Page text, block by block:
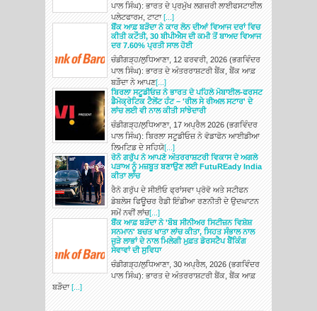
ਪਾਲ ਸਿੰਘ): ਭਾਰਤ ਦੇ ਪ੍ਰਮੁੱਖ ਲਗਜ਼ਰੀ ਲਾਈਫਸਟਾਈਲ
ਪਲੇਟਫਾਰਮ, ਟਾਟਾ [...]
ਬੈਂਕ ਆਫ਼ ਬੜੌਦਾ ਨੇ ਕਾਰ ਲੋਨ ਦੀਆਂ ਵਿਆਜ ਦਰਾਂ ਵਿਚ
ਕੀਤੀ ਕਟੌਤੀ, 30 ਬੀਪੀਐਸ ਦੀ ਕਮੀ ਤੋਂ ਬਾਅਦ ਵਿਆਜ
ਦਰ 7.60% ਪ੍ਰਤੀ ਸਾਲ ਹੋਈ
ਚੰਡੀਗੜ੍ਹ/ਲੁਧਿਆਣਾ, 12 ਫਰਵਰੀ, 2026 (ਭਗਵਿੰਦਰ
ਪਾਲ ਸਿੰਘ): ਭਾਰਤ ਦੇ ਅੰਤਰਰਾਸ਼ਟਰੀ ਬੈਂਕ, ਬੈਂਕ ਆਫ਼
ਬੜੌਦਾ ਨੇ ਆਪਣ[...]
ਬਿਰਲਾ ਸਟੂਡੀਓਜ਼ ਨੇ ਭਾਰਤ ਦੇ ਪਹਿਲੇ ਮੋਬਾਈਲ-ਫਰਸਟ
ਡੈਮੋਕ੍ਰੇਟਿਕ ਟੈਲੇਂਟ ਹੰਟ – 'ਰੀਲ ਸੇ ਰੀਅਲ ਸਟਾਰ' ਦੇ
ਲਾਂਚ ਲਈ ਵੀ ਨਾਲ ਕੀਤੀ ਸਾਂਝੇਦਾਰੀ
ਚੰਡੀਗੜ੍ਹ/ਲੁਧਿਆਣਾ, 17 ਅਪ੍ਰੈਲ 2026 (ਭਗਵਿੰਦਰ
ਪਾਲ ਸਿੰਘ): ਬਿਰਲਾ ਸਟੂਡੀਓਜ਼ ਨੇ ਵੋਡਾਫੋਨ ਆਈਡੀਆ
ਲਿਮਟਿਡ ਦੇ ਸਹਿਯੋ[...]
ਰੇਨੋ ਗਰੁੱਪ ਨੇ ਆਪਣੇ ਅੰਤਰਰਾਸ਼ਟਰੀ ਵਿਕਾਸ ਦੇ ਅਗਲੇ
ਪੜਾਅ ਨੂੰ ਮਜ਼ਬੂਤ ​​ਬਣਾਉਣ ਲਈ FutuREady India
ਕੀਤਾ ਲਾਂਚ
ਰੈਨੋ ਗਰੁੱਪ ਦੇ ਸੀਈਓ ਫ੍ਰਾਂਸਵਾ ਪ੍ਰੋਵੋ ਅਤੇ ਸਟੀਫਨ
ਡੇਬਲੇਸ ਫਿਊਚਰ ਰੈਡੀ ਇੰਡੀਆ ਰਣਨੀਤੀ ਦੇ ਉਦਘਾਟਨ
ਸਮੇਂ ਨਵੀਂ ਲਾਂਚ[...]
ਬੈਂਕ ਆਫ਼ ਬੜੌਦਾ ਨੇ 'ਬੌਬ ਸੀਨੀਅਰ ਸਿਟੀਜ਼ਨ ਵਿਸ਼ੇਸ਼
ਸਨਮਾਨ' ਬਚਤ ਖਾਤਾ ਲਾਂਚ ਕੀਤਾ, ਸਿਹਤ ਸੰਭਾਲ ਨਾਲ
ਜੁੜੇ ਲਾਭਾਂ ਦੇ ਨਾਲ ਮਿਲੇਗੀ ਮੁਫ਼ਤ ਡੋਰਸਟੈਪ ਬੈਂਕਿੰਗ
ਸੇਵਾਵਾਂ ਦੀ ਸੁਵਿਧਾ
ਚੰਡੀਗੜ੍ਹ/ਲੁਧਿਆਣਾ, 30 ਅਪ੍ਰੈਲ, 2026 (ਭਗਵਿੰਦਰ
ਪਾਲ ਸਿੰਘ): ਭਾਰਤ ਦੇ ਅੰਤਰਰਾਸ਼ਟਰੀ ਬੈਂਕ, ਬੈਂਕ ਆਫ਼
ਬੜੌਦਾ [...]